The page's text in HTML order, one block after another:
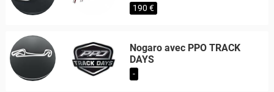
190 €
Nogaro avec PPO TRACK
DAYS
-